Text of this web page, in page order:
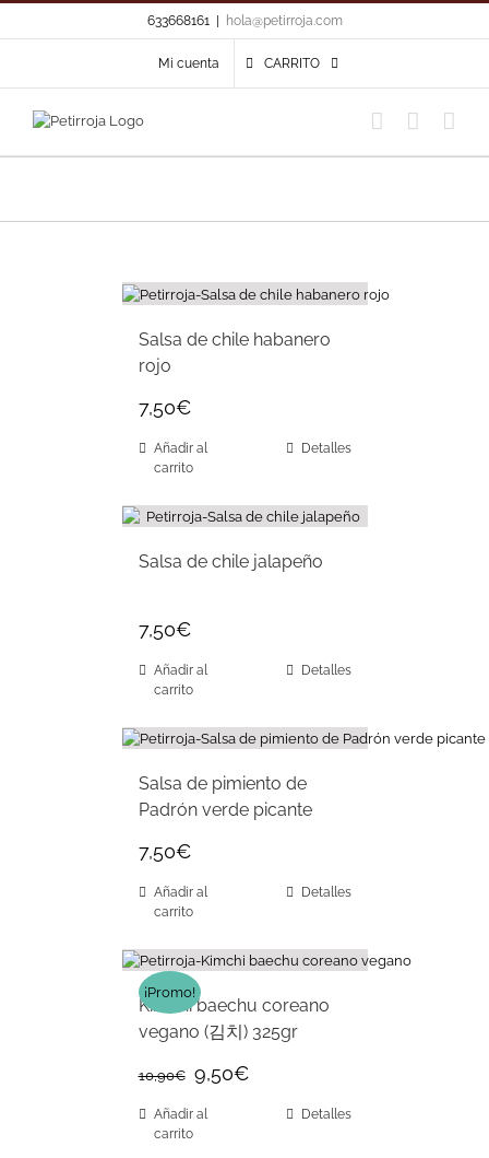
633668161 hola@petirroja.com
Mi cuenta CARRITO
Salsa de chile habanero
rojo
7,50€
Añadir al
carrito
Detalles
Salsa de chile jalapeño
7,50€
Añadir al
carrito
Detalles
Salsa de pimiento de
Padrón verde picante
7,50€
Añadir al
carrito
Detalles
¡Promo!
Kimchi baechu coreano
vegano (김치) 325gr
10,90€ 9,50€
Añadir al
carrito
Detalles